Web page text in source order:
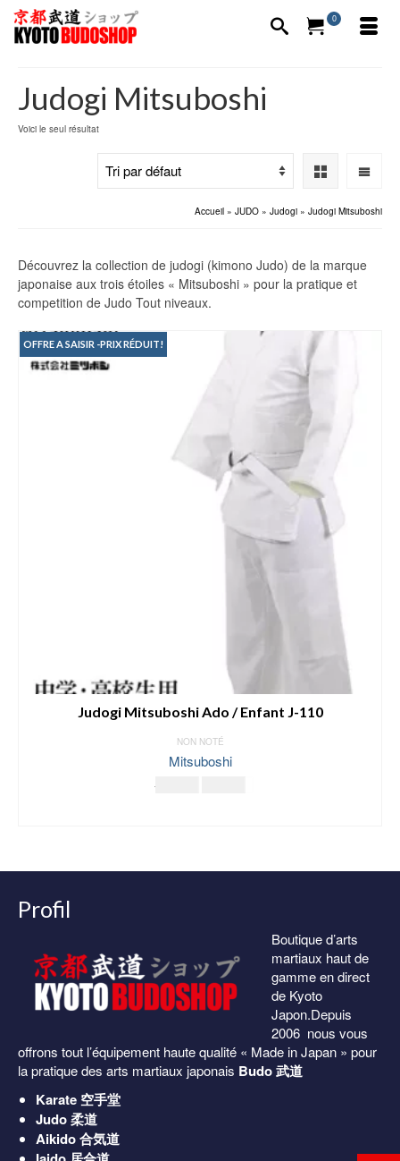
0
Judogi Mitsuboshi
Voici le seul résultat
Accueil » JUDO » Judogi » Judogi Mitsuboshi
Découvrez la collection de judogi (kimono Judo) de la marque
japonaise aux trois étoiles « Mitsuboshi » pour la pratique et
competition de Judo Tout niveaux.
OFFRE A SAISIR -PRIX RÉDUIT!
Judogi Mitsuboshi Ado / Enfant J-110
NON NOTÉ
Mitsuboshi
79.00
a
peuvent
être
choisies
page
du
Profil
Boutique d’arts
martiaux haut de
gamme en direct
de Kyoto
Japon.Depuis
2006 nous vous
offrons tout l’équipement haute qualité « Made in Japan » pour
la pratique des arts martiaux japonais Budo 武道
Karate 空手堂
Judo柔道
Aikido合気道